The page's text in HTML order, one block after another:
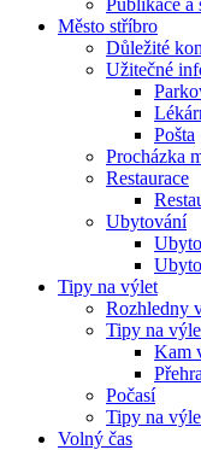
Publikace a
Město stříbro
Důležité
Užitečné
Pošta
Procházka
Restaurace
Ubytování
Tipy na výlet
Rozhledny
Tipy na
Kam
Počasí
Tipy na
Volný čas